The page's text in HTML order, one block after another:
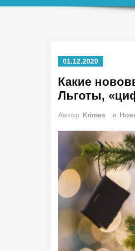
01.12.2020
Какие
Льготы,
Автор Krimes в